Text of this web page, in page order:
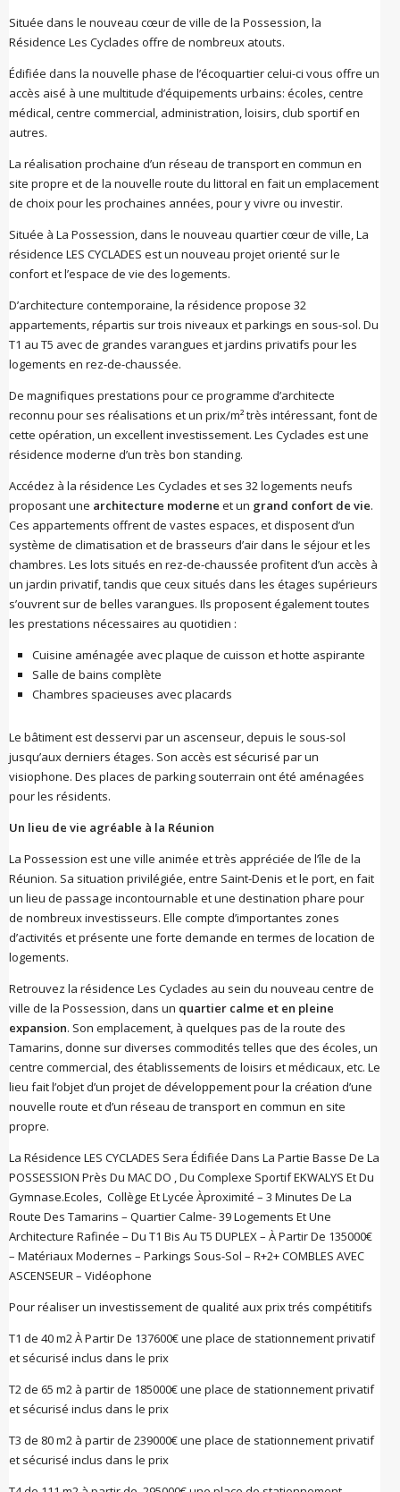
Située dans le nouveau cœur de ville de la Possession, la
Résidence Les Cyclades offre de nombreux atouts.
Édifiée dans la nouvelle phase de l’écoquartier celui-ci vous offre un
accès aisé à une multitude d’équipements urbains: écoles, centre
médical, centre commercial, administration, loisirs, club sportif en
autres.
La réalisation prochaine d’un réseau de transport en commun en
site propre et de la nouvelle route du littoral en fait un emplacement
de choix pour les prochaines années, pour y vivre ou investir.
Située à La Possession, dans le nouveau quartier cœur de ville, La
résidence LES CYCLADES est un nouveau projet orienté sur le
confort et l’espace de vie des logements.
D’architecture contemporaine, la résidence propose 32
appartements, répartis sur trois niveaux et parkings en sous-sol. Du
T1 au T5 avec de grandes varangues et jardins privatifs pour les
logements en rez-de-chaussée.
De magnifiques prestations pour ce programme d’architecte
reconnu pour ses réalisations et un prix/m² très intéressant, font de
cette opération, un excellent investissement. Les Cyclades est une
résidence moderne d’un très bon standing.
Accédez à la résidence Les Cyclades et ses 32 logements neufs
proposant une architecture moderne et un grand confort de vie.
Ces appartements offrent de vastes espaces, et disposent d’un
système de climatisation et de brasseurs d’air dans le séjour et les
chambres. Les lots situés en rez-de-chaussée profitent d’un accès à
un jardin privatif, tandis que ceux situés dans les étages supérieurs
s’ouvrent sur de belles varangues. Ils proposent également toutes
les prestations nécessaires au quotidien :
Cuisine aménagée avec plaque de cuisson et hotte aspirante
Salle de bains complète
Chambres spacieuses avec placards
Le bâtiment est desservi par un ascenseur, depuis le sous-sol
jusqu’aux derniers étages. Son accès est sécurisé par un
visiophone. Des places de parking souterrain ont été aménagées
pour les résidents.
Un lieu de vie agréable à la Réunion
La Possession est une ville animée et très appréciée de l’île de la
Réunion. Sa situation privilégiée, entre Saint-Denis et le port, en fait
un lieu de passage incontournable et une destination phare pour
de nombreux investisseurs. Elle compte d’importantes zones
d’activités et présente une forte demande en termes de location de
logements.
Retrouvez la résidence Les Cyclades au sein du nouveau centre de
ville de la Possession, dans un quartier calme et en pleine
expansion. Son emplacement, à quelques pas de la route des
Tamarins, donne sur diverses commodités telles que des écoles, un
centre commercial, des établissements de loisirs et médicaux, etc. Le
lieu fait l’objet d’un projet de développement pour la création d’une
nouvelle route et d’un réseau de transport en commun en site
propre.
La Résidence LES CYCLADES Sera Édifiée Dans La Partie Basse De La
POSSESSION Près Du MAC DO , Du Complexe Sportif EKWALYS Et Du
Gymnase.Ecoles, Collège Et Lycée Àproximité – 3 Minutes De La
Route Des Tamarins – Quartier Calme- 39 Logements Et Une
Architecture Rafinée – Du T1 Bis Au T5 DUPLEX – À Partir De 135000€
– Matériaux Modernes – Parkings Sous-Sol – R+2+ COMBLES AVEC
ASCENSEUR – Vidéophone
Pour réaliser un investissement de qualité aux prix trés compétitifs
T1 de 40 m2 À Partir De 137600€ une place de stationnement privatif
et sécurisé inclus dans le prix
T2 de 65 m2 à partir de 185000€ une place de stationnement privatif
et sécurisé inclus dans le prix
T3 de 80 m2 à partir de 239000€ une place de stationnement privatif
et sécurisé inclus dans le prix